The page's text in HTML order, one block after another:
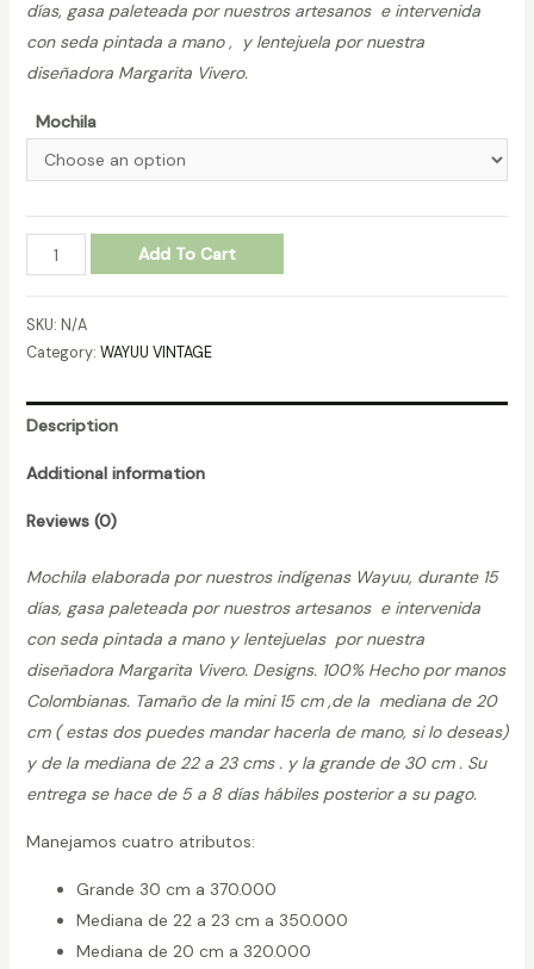
días, gasa paleteada por nuestros artesanos e intervenida
con seda pintada a mano , y lentejuela por nuestra
diseñadora Margarita Vivero.
Mochila
MOCHILA-
WAYUU-
REF.-27011142-
quantity
Add To Cart
SKU: N/A
Category: WAYUU VINTAGE
Description
Additional information
Reviews (0)
Mochila elaborada por nuestros indígenas Wayuu, durante 15
días, gasa paleteada por nuestros artesanos e intervenida
con seda pintada a mano y lentejuelas por nuestra
diseñadora Margarita Vivero. Designs. 100% Hecho por manos
Colombianas. Tamaño de la mini 15 cm ,de la mediana de 20
cm ( estas dos puedes mandar hacerla de mano, si lo deseas)
y de la mediana de 22 a 23 cms . y la grande de 30 cm . Su
entrega se hace de 5 a 8 días hábiles posterior a su pago.
Manejamos cuatro atributos:
Grande 30 cm a 370.000
Mediana de 22 a 23 cm a 350.000
Mediana de 20 cm a 320.000